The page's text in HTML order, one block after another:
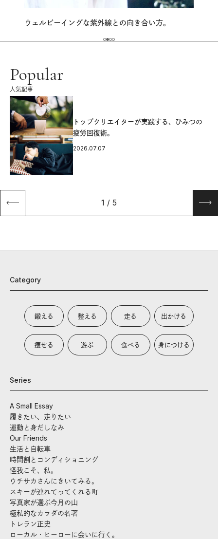
ウェルビーイングな紫外線との向き合い方。
Popular
人気記事
トップクリエイターが実践する、ひみつの
疲労回復術。
2026.07.07
1 / 5
Category
鍛える 整える 走る 出かける
痩せる 遊ぶ 食べる 身につける
Series
A Small Essay
履きたい、走りたい
運動と身だしなみ
Our Friends
生活と自転車
時間割とコンディショニング
怪我こそ、私。
ウチサカさんにきいてみる。
スキーが連れてってくれる町
写真家が選ぶ今月の山
極私的なカラダの名著
トレラン正史
ローカル・ヒーローに会いに行く。